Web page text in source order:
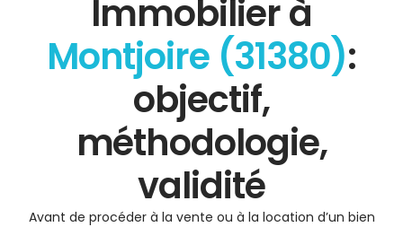
Immobilier à
Montjoire (31380):
objectif,
méthodologie,
validité
Avant de procéder à la vente ou à la location d’un bien